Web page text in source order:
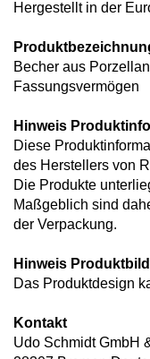
Hergestellt in der
Becher aus
Fassungsvermögen
Hinweis
Diese
des Herstellers von
Die Produkte
Maßgeblich sind
der Verpackung.
Hinweis
Das Produktdesign
Kontakt
Udo Schmidt GmbH